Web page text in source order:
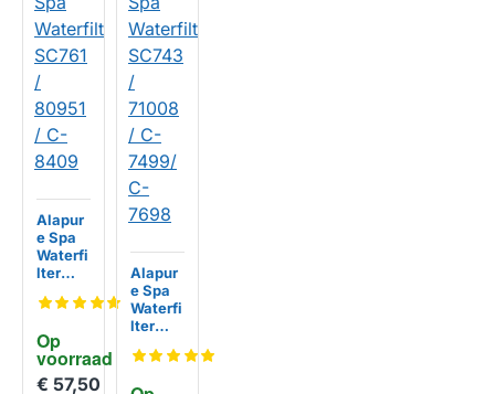
Op
voorraad
Alapur
e Spa
Waterfi
lter
80951 /
8409
€ 57,50
Alapur
e Spa
Waterfi
lter
/ 71008